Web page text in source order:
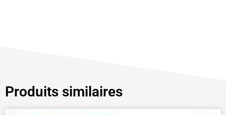
Produits similaires